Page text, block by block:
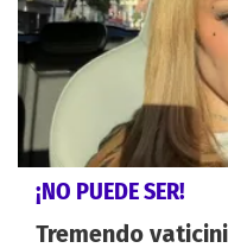
¡NO PUEDE SER!
Tremendo